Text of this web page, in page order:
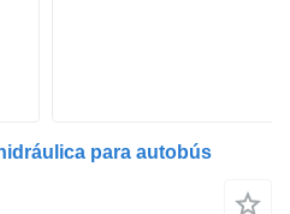
para autobús